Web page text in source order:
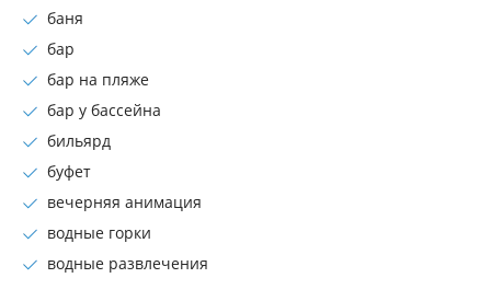
баня
бар
бар на пляже
бар у бассейна
бильярд
буфет
вечерняя анимация
водные горки
водные развлечения